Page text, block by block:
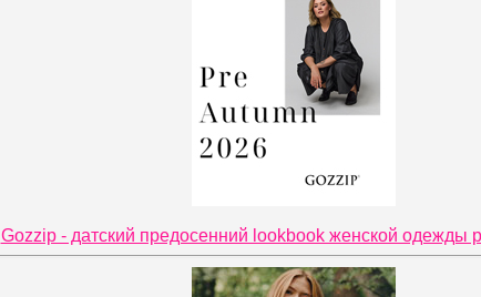
Gozzip - датский предосенний lookbook женской одежды